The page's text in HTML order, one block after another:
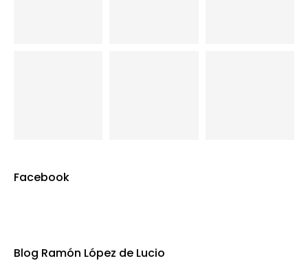
Facebook
Blog Ramón López de Lucio